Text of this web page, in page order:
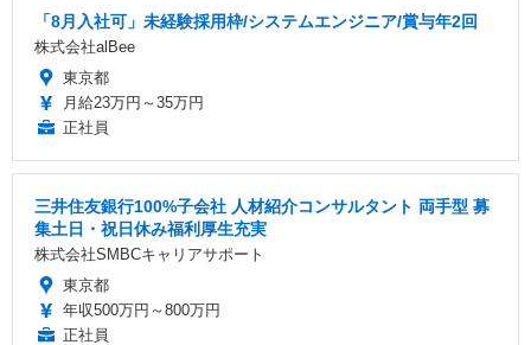
「8月入社可」未経験採用枠/システムエンジニア/賞与年2回
株式会社alBee
東京都
月給23万円～35万円
正社員
三井住友銀行100%子会社 人材紹介コンサルタント 両手型 募
集土日・祝日休み福利厚生充実
株式会社SMBCキャリアサポート
東京都
年収500万円～800万円
正社員